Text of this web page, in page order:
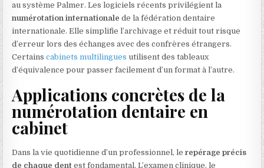
au système Palmer. Les logiciels récents privilégient la
numérotation internationale de la fédération dentaire
internationale. Elle simplifie l’archivage et réduit tout risque
d’erreur lors des échanges avec des confrères étrangers.
Certainscabinets multilingues utilisent des tableaux
d’équivalence pour passer facilement d’un format à l’autre.
Applications concrètes de la
numérotation dentaire en
cabinet
Dans la vie quotidienne d’un professionnel, lerepérage précis
de chaque dent est fondamental. L’examen clinique, le